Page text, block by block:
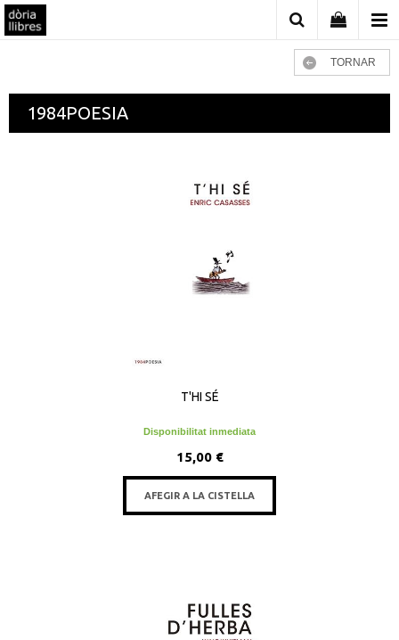
TORNAR
1984POESIA
T'HI SÉ
Disponibilitat inmediata
15,00 €
AFEGIR A LA CISTELLA